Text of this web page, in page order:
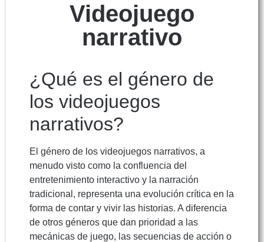
Videojuego
narrativo
¿Qué es el género de
los videojuegos
narrativos?
El género de los videojuegos narrativos, a
menudo visto como la confluencia del
entretenimiento interactivo y la narración
tradicional, representa una evolución crítica en la
forma de contar y vivir las historias. A diferencia
de otros géneros que dan prioridad a las
mecánicas de juego, las secuencias de acción o